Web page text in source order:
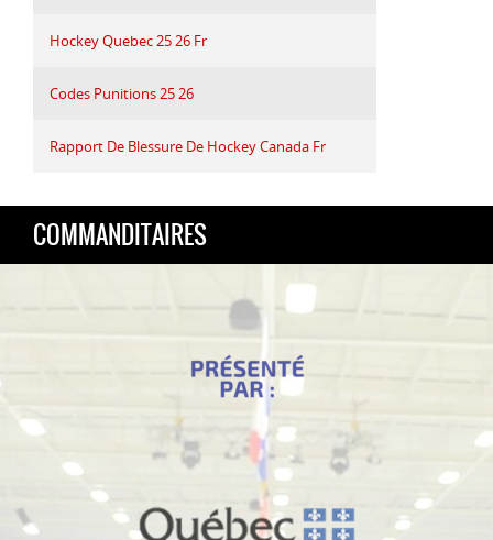
Hockey Quebec 25 26 Fr
Codes Punitions 25 26
Rapport De Blessure De Hockey Canada Fr
COMMANDITAIRES